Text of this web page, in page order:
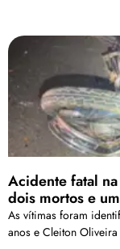
Acidente fatal
dois mortos e
As vítimas foram
anos e Cleiton